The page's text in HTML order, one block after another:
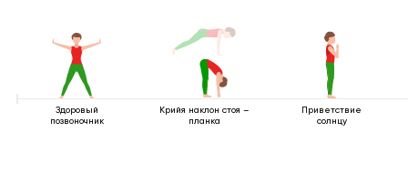
Здоровый
позвоночник
Крийя наклон стоя –
планка
Приветствие
солнцу